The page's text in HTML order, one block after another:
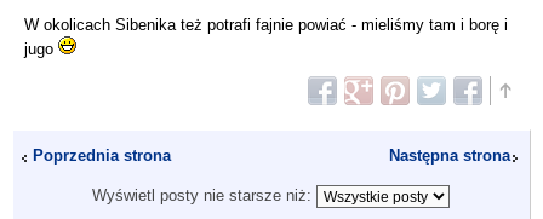
W okolicach Sibenika też potrafi fajnie powiać - mieliśmy tam i borę i
jugo
Poprzednia strona Następna strona
Wyświetl posty nie starsze niż: